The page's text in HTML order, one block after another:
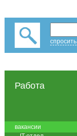
Работа
вакансии